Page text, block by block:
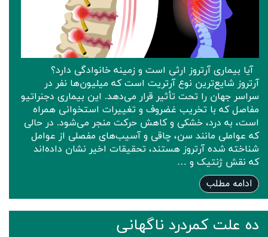
آیا بیماری آرتروز ارثی است و زمینه خانوادگی دارد؟
آرتروز شایع‌ترین نوع آرتریت است که میلیون‌ها نفر در
سراسر جهان را تحت تأثیر قرار می‌دهد. این بیماری دجنراتیو
مفاصل که با تخریب غضروف و تغییرات استخوانی همراه
است، به درد، خشکی و کاهش حرکت منجر می‌شود. در حالی
که عواملی مانند سن، چاقی و آسیب‌های مفصلی از عوامل
شناخته‌ شده آرتروز هستند، تحقیقات اخیر نشان داده‌اند
که نقش ژنتیک و …
ادامه مطلب
ده علت کمردرد ناگهانی